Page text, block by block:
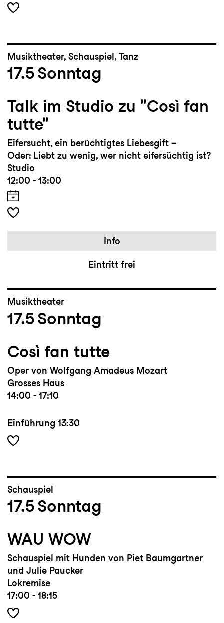
Musiktheater, Schauspiel, Tanz
17.5Sonntag
Talk im Studio zu "Così fan
tutte"
Eifersucht, ein berüchtigtes Liebesgift –
Oder: Liebt zu wenig, wer nicht eifersüchtig ist?
Studio
12:00 - 13:00
Info
Eintritt frei
Musiktheater
17.5Sonntag
Così fan tutte
Oper von Wolfgang Amadeus Mozart
Grosses Haus
14:00 - 17:10
Einführung 13:30
Schauspiel
17.5Sonntag
WAU WOW
Schauspiel mit Hunden von Piet Baumgartner
und Julie Paucker
Lokremise
17:00 - 18:15